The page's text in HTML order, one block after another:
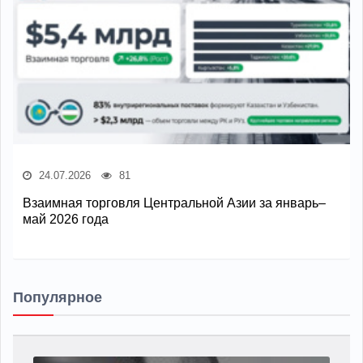
24.07.2026 81
Взаимная торговля Центральной Азии за январь–
май 2026 года
Популярное